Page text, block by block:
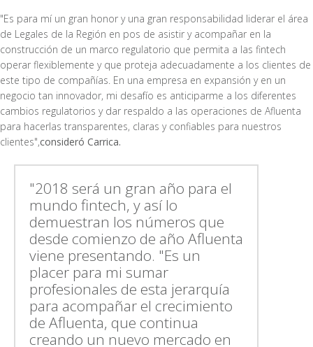
"Es para mí un gran honor y una gran responsabilidad liderar el área
de Legales de la Región en pos de asistir y acompañar en la
construcción de un marco regulatorio que permita a las fintech
operar flexiblemente y que proteja adecuadamente a los clientes de
este tipo de compañías. En una empresa en expansión y en un
negocio tan innovador, mi desafío es anticiparme a los diferentes
cambios regulatorios y dar respaldo a las operaciones de Afluenta
para hacerlas transparentes, claras y confiables para nuestros
clientes",consideró Carrica.
"2018 será un gran año para el
mundo fintech, y así lo
demuestran los números que
desde comienzo de año Afluenta
viene presentando. "Es un
placer para mi sumar
profesionales de esta jerarquía
para acompañar el crecimiento
de Afluenta, que continua
creando un nuevo mercado en